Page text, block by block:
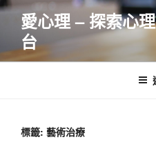
跳
要
愛心理 – 探索心
台
標籤: 藝術治療